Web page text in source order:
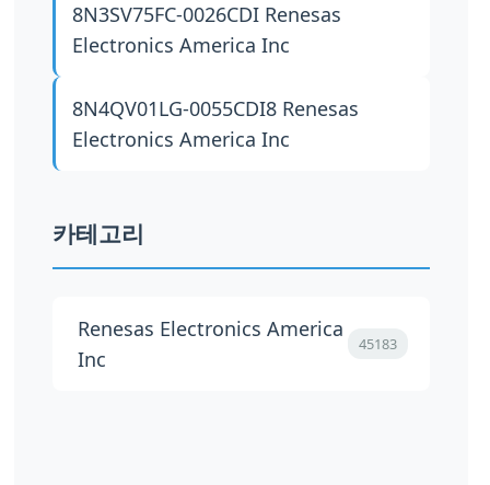
8N3SV75FC-0026CDI Renesas
Electronics America Inc
8N4QV01LG-0055CDI8 Renesas
Electronics America Inc
카테고리
Renesas Electronics America
Inc
45183